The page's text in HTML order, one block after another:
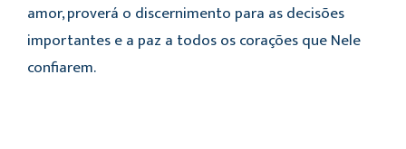
amor, proverá o discernimento para as decisões
importantes e a paz a todos os corações que Nele
confiarem.